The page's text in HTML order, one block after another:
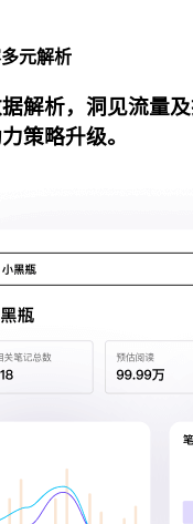
元解析
解析，洞见流量
策略升级。